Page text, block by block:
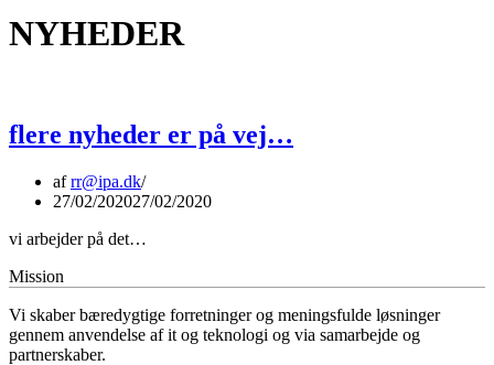
NYHEDER
flere nyheder er på vej…
afrr@ipa.dk
27/02/202027/02/2020
vi arbejder på det…
Mission
Vi skaber bæredygtige forretninger og meningsfulde løsninger
gennem anvendelse af it og teknologi og via samarbejde og
partnerskaber.